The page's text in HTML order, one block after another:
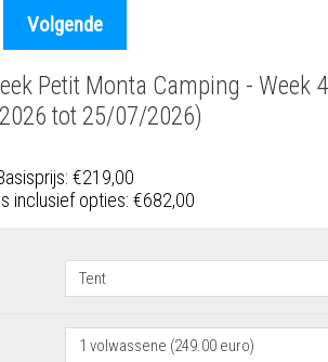
Petit Monta Camping - Week
tot 25/07/2026)
€219,00
inclusief opties: €682,00